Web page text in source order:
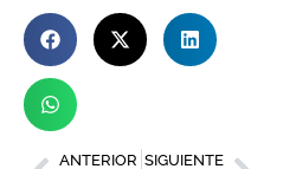
ANTERIOR SIGUIENTE